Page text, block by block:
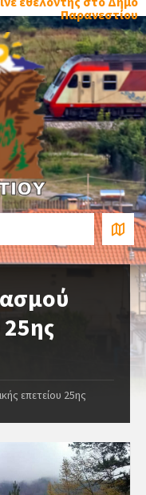
Παρανεστίου
25ης
επετείου 25ης